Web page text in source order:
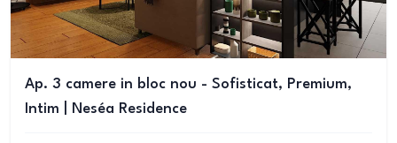
Ap. 3 camere in bloc nou - Sofisticat, Premium,
Intim | Neséa Residence